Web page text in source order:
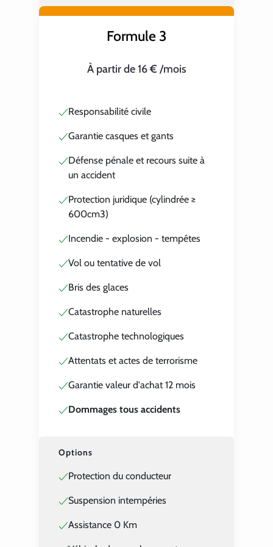
Formule 3
À partir de 16 € /mois
Responsabilité civile
Garantie casques et gants
Défense pénale et recours suite à
un accident
Protection juridique (cylindrée ≥
600cm3)
Incendie - explosion - tempêtes
Vol ou tentative de vol
Bris des glaces
Catastrophe naturelles
Catastrophe technologiques
Attentats et actes de terrorisme
Garantie valeur d'achat 12 mois
Dommages tous accidents
Options
Protection du conducteur
Suspension intempéries
Assistance 0 Km